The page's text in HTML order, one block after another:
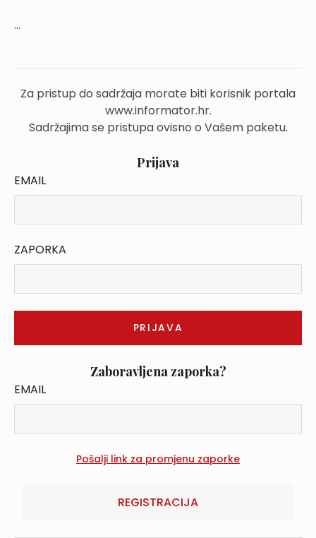
...
Za pristup do sadržaja morate biti korisnik portala
www.informator.hr.
Sadržajima se pristupa ovisno o Vašem paketu.
Prijava
EMAIL
ZAPORKA
Zaboravljena zaporka?
EMAIL
REGISTRACIJA